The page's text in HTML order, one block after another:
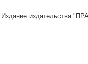
Издание издательства